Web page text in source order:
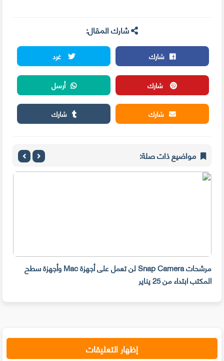
شارك المقال:
شارك
غرد
شارك
أرسل
شارك
شارك
مواضيع ذات صلة:
مرشحات Snap Camera لن تعمل على أجهزة Mac وأجهزة سطح
المكتب ابتداء من 25 يناير
إظهار التعليقات